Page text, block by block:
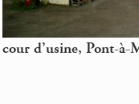
cour d’usine, Pont-à-